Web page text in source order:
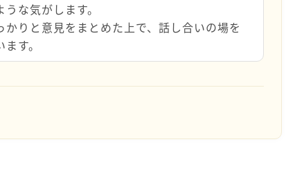
な気がします。
かりと意見をまとめた上で、話し合いの場を
す。